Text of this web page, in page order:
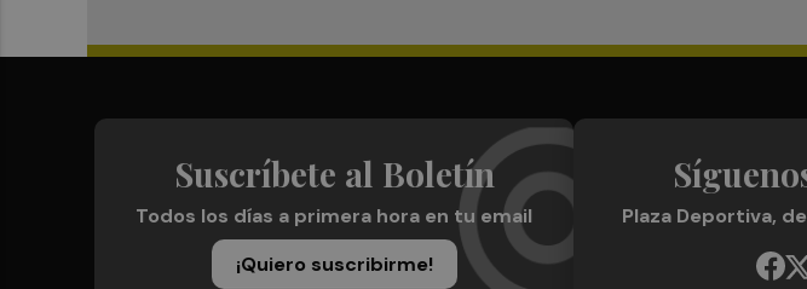
Suscríbete al Boletín
Todos los días a primera hora en tu email
¡Quiero suscribirme!
Plaza Deportiva,